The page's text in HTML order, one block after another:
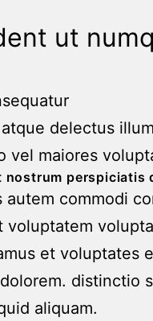
ut
delectus
vel maiores
nostrum perspiciatis
autem commodi
voluptatem
et voluptates
distinctio
aliquam.